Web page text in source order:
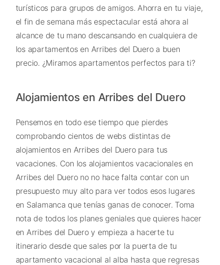
turísticos para grupos de amigos. Ahorra en tu viaje,
el fin de semana más espectacular está ahora al
alcance de tu mano descansando en cualquiera de
los apartamentos en Arribes del Duero a buen
precio. ¿Miramos apartamentos perfectos para ti?
Alojamientos en Arribes del Duero
Pensemos en todo ese tiempo que pierdes
comprobando cientos de webs distintas de
alojamientos en Arribes del Duero para tus
vacaciones. Con los alojamientos vacacionales en
Arribes del Duero no no hace falta contar con un
presupuesto muy alto para ver todos esos lugares
en Salamanca que tenías ganas de conocer. Toma
nota de todos los planes geniales que quieres hacer
en Arribes del Duero y empieza a hacerte tu
itinerario desde que sales por la puerta de tu
apartamento vacacional al alba hasta que regresas